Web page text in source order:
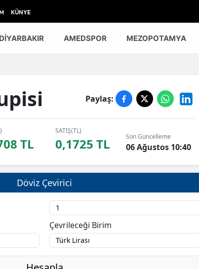
KÜNYE
DİYARBAKIR AMEDSPOR MEZOPOTAMYA
Paylaş:
TL
SATIŞ(TL)
0,1725 TL Son Güncelleme
06 Ağustos 10:40
Döviz Çevirici
Çevrileceği Birim